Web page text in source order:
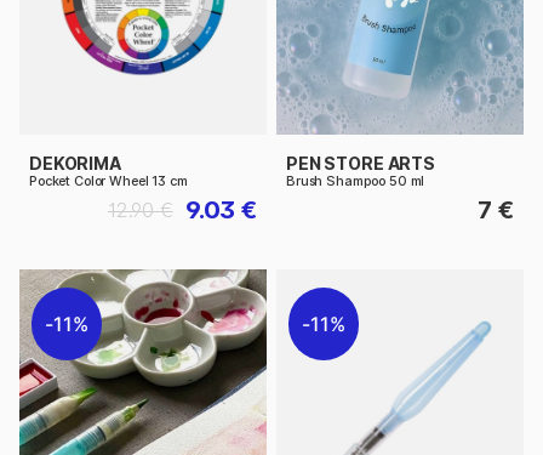
DEKORIMA
Pocket Color Wheel 13 cm
9.03 €
12.90 €
PEN STORE ARTS
Brush Shampoo 50 ml
7 €
11% 11%